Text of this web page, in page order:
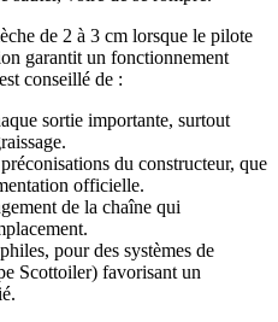
de 2 à 3 cm lorsque le pilote
garantit un fonctionnement
conseillé de :
sortie importante, surtout
du constructeur, que
officielle.
de la chaîne qui
pour des systèmes de
Scottoiler) favorisant un